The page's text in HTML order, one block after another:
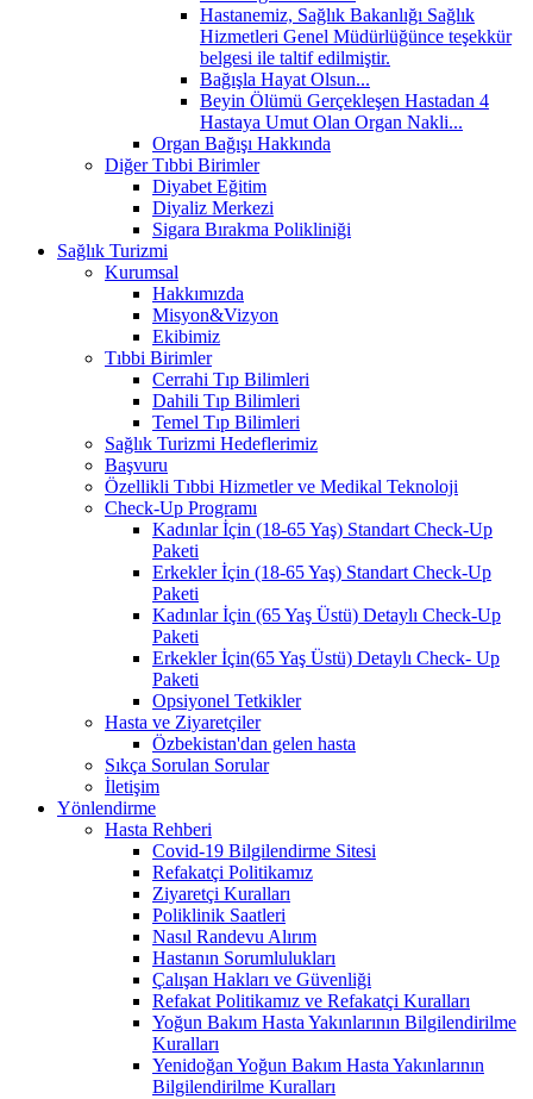
Hastanemiz, Sağlık Bakanlığı Sağlık
Hizmetleri Genel Müdürlüğünce teşekkür
belgesi ile taltif edilmiştir.
Bağışla Hayat Olsun...
Beyin Ölümü Gerçekleşen Hastadan 4
Hastaya Umut Olan Organ Nakli...
Organ Bağışı Hakkında
Diğer Tıbbi Birimler
Diyabet Eğitim
Diyaliz Merkezi
Sigara Bırakma Polikliniği
Sağlık Turizmi
Kurumsal
Hakkımızda
Misyon&Vizyon
Ekibimiz
Tıbbi Birimler
Cerrahi Tıp Bilimleri
Dahili Tıp Bilimleri
Temel Tıp Bilimleri
Sağlık Turizmi Hedeflerimiz
Başvuru
Özellikli Tıbbi Hizmetler ve Medikal Teknoloji
Check-Up Programı
Kadınlar İçin (18-65 Yaş) Standart Check-Up
Paketi
Erkekler İçin (18-65 Yaş) Standart Check-Up
Paketi
Kadınlar İçin (65 Yaş Üstü) Detaylı Check-Up
Paketi
Erkekler İçin(65 Yaş Üstü) Detaylı Check- Up
Paketi
Opsiyonel Tetkikler
Hasta ve Ziyaretçiler
Özbekistan'dan gelen hasta
Sıkça Sorulan Sorular
İletişim
Yönlendirme
Hasta Rehberi
Covid-19 Bilgilendirme Sitesi
Refakatçi Politikamız
Ziyaretçi Kuralları
Poliklinik Saatleri
Nasıl Randevu Alırım
Hastanın Sorumlulukları
Çalışan Hakları ve Güvenliği
Refakat Politikamız ve Refakatçi Kuralları
Yoğun Bakım Hasta Yakınlarının Bilgilendirilme
Kuralları
Yenidoğan Yoğun Bakım Hasta Yakınlarının
Bilgilendirilme Kuralları